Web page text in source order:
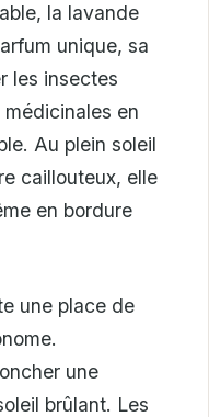
la lavande
unique, sa
les insectes
en
Au plein soleil
caillouteux, elle
en bordure
une place de
une
brûlant. Les